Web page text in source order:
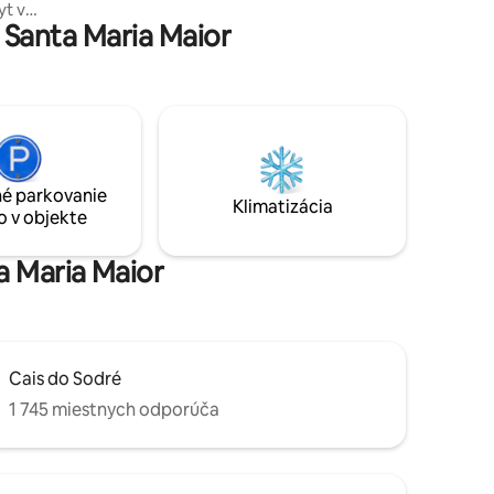
v
a
s
v
pre
Maria Maior
parkovanie
v objekte
Klimatizácia
Maria Maior
Cais do Sodré
1 745 miestnych odporúča